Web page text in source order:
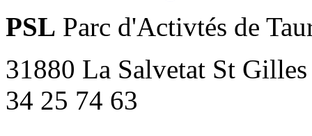
PSL Parc d'Activtés de
31880 La Salvetat St
34 25 74 63